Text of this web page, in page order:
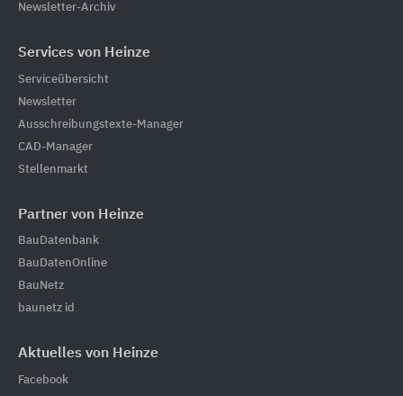
Newsletter-Archiv
Services von Heinze
Serviceübersicht
Newsletter
Ausschreibungstexte-Manager
CAD-Manager
Stellenmarkt
Partner von Heinze
BauDatenbank
BauDatenOnline
BauNetz
baunetz id
Aktuelles von Heinze
Facebook